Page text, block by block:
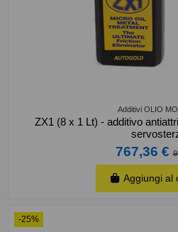
Additivi OLIO
ZX1 (8 x 1 Lt) - additivo
767,36 €
Aggiungi al
-25%